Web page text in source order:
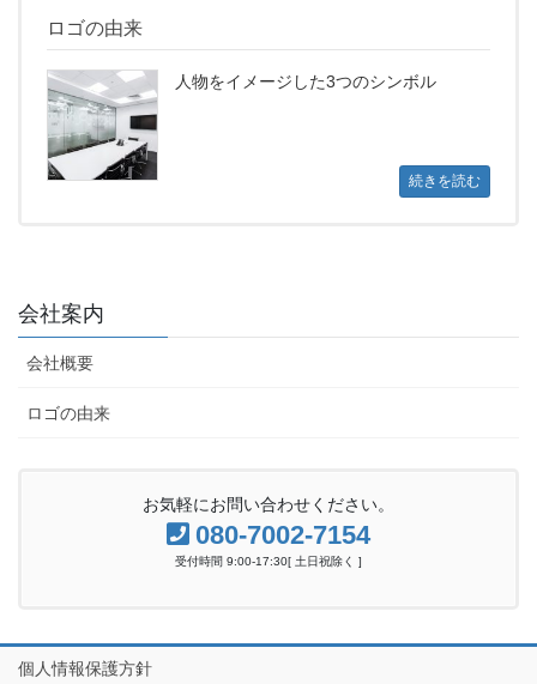
ロゴの由来
人物をイメージした3つのシンボル
続きを読む
会社案内
会社概要
ロゴの由来
お気軽にお問い合わせください。
080-7002-7154
受付時間 9:00-17:30[ 土日祝除く ]
個人情報保護方針